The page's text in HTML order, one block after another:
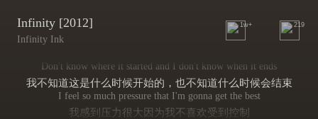
Infinity [2012]
Infinity Ink
1w+ 219
Don't know where it started and I don't know when it ends
我不知道这是什么时候开始的，也不知道什么时候会结束
I feel so much pressure that I'm gonna get the best
我感到压力很大因为我不喜欢受到控制